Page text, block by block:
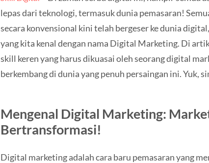
lepas dari teknologi, termasuk dunia pemasaran!
secara konvensional kini telah bergeser ke dunia
yang kita kenal dengan nama Digital Marketing. Di
skill keren yang harus dikuasai oleh seorang digital
berkembang di dunia yang penuh persaingan ini. Yuk,
Mengenal Digital Marketing:
Bertransformasi!
Digital marketing adalah cara baru pemasaran yang